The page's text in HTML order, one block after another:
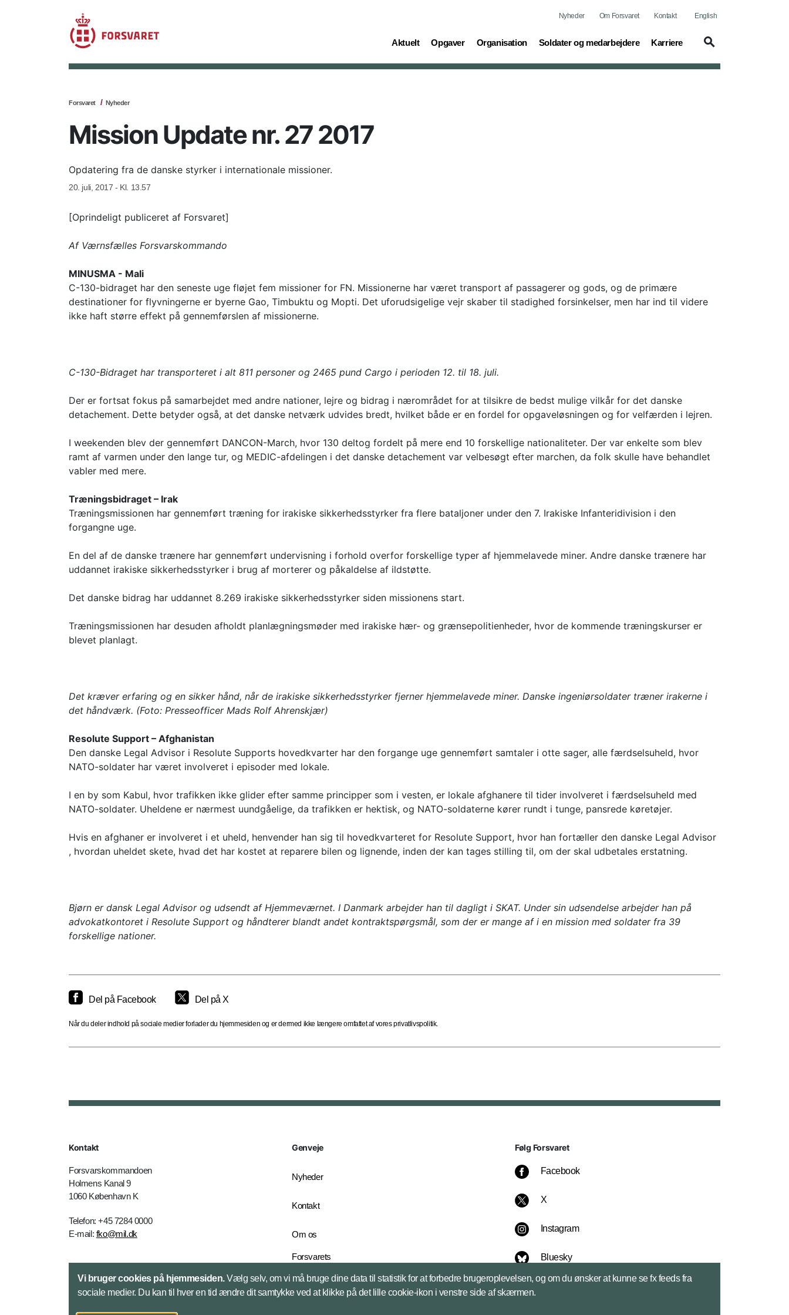
Nyheder Om Forsvaret Kontakt English
Aktuelt
(current) Opgaver
(current) Organisation
(current) Soldater og medarbejdere
(current) Karriere
(current)
Forsvaret Nyheder
Mission Update nr. 27 2017
Opdatering fra de danske styrker i internationale missioner.
20. juli, 2017 - Kl. 13.57
[Oprindeligt publiceret af Forsvaret]
Af Værnsfælles Forsvarskommando
MINUSMA - Mali
C-130-bidraget har den seneste uge fløjet fem missioner for FN. Missionerne har været transport af passagerer og gods, og de primære
destinationer for flyvningerne er byerne Gao, Timbuktu og Mopti. Det uforudsigelige vejr skaber til stadighed forsinkelser, men har ind til videre
ikke haft større effekt på gennemførslen af missionerne.
C-130-Bidraget har transporteret i alt 811 personer og 2465 pund Cargo i perioden 12. til 18. juli.
Der er fortsat fokus på samarbejdet med andre nationer, lejre og bidrag i nærområdet for at tilsikre de bedst mulige vilkår for det danske
detachement. Dette betyder også, at det danske netværk udvides bredt, hvilket både er en fordel for opgaveløsningen og for velfærden i lejren.
I weekenden blev der gennemført DANCON-March, hvor 130 deltog fordelt på mere end 10 forskellige nationaliteter. Der var enkelte som blev
ramt af varmen under den lange tur, og MEDIC-afdelingen i det danske detachement var velbesøgt efter marchen, da folk skulle have behandlet
vabler med mere.
Træningsbidraget – Irak
Træningsmissionen har gennemført træning for irakiske sikkerhedsstyrker fra flere bataljoner under den 7. Irakiske Infanteridivision i den
forgangne uge.
En del af de danske trænere har gennemført undervisning i forhold overfor forskellige typer af hjemmelavede miner. Andre danske trænere har
uddannet irakiske sikkerhedsstyrker i brug af morterer og påkaldelse af ildstøtte.
Det danske bidrag har uddannet 8.269 irakiske sikkerhedsstyrker siden missionens start.
Træningsmissionen har desuden afholdt planlægningsmøder med irakiske hær- og grænsepolitienheder, hvor de kommende træningskurser er
blevet planlagt.
Det kræver erfaring og en sikker hånd, når de irakiske sikkerhedsstyrker fjerner hjemmelavede miner. Danske ingeniørsoldater træner irakerne i
det håndværk. (Foto: Presseofficer Mads Rolf Ahrenskjær)
Resolute Support – Afghanistan
Den danske Legal Advisor i Resolute Supports hovedkvarter har den forgange uge gennemført samtaler i otte sager, alle færdselsuheld, hvor
NATO-soldater har været involveret i episoder med lokale.
I en by som Kabul, hvor trafikken ikke glider efter samme principper som i vesten, er lokale afghanere til tider involveret i færdselsuheld med
NATO-soldater. Uheldene er nærmest uundgåelige, da trafikken er hektisk, og NATO-soldaterne kører rundt i tunge, pansrede køretøjer.
Hvis en afghaner er involveret i et uheld, henvender han sig til hovedkvarteret for Resolute Support, hvor han fortæller den danske Legal Advisor
, hvordan uheldet skete, hvad det har kostet at reparere bilen og lignende, inden der kan tages stilling til, om der skal udbetales erstatning.
Bjørn er dansk Legal Advisor og udsendt af Hjemmeværnet. I Danmark arbejder han til dagligt i SKAT. Under sin udsendelse arbejder han på
advokatkontoret i Resolute Support og håndterer blandt andet kontraktspørgsmål, som der er mange af i en mission med soldater fra 39
forskellige nationer.
Del på Facebook Del på X
Når du deler indhold på sociale medier forlader du hjemmesiden og er dermed ikke længere omfattet af vores privatlivspolitik.
Kontakt
Forsvarskommandoen
Holmens Kanal 9
1060 København K
Telefon: +45 7284 0000
E-mail: fko@mil.dk
Kontakt
Genveje
Nyheder
Kontakt
Om os
Forsvarets
English Edition
Følg Forsvaret
Facebook
X
Instagram
Bluesky
LinkedIn
Vi bruger cookies på hjemmesiden.Vælg selv, om vi må bruge dine data til statistik for at forbedre brugeroplevelsen, og om du ønsker at kunne se fx feeds fra
sociale medier. Du kan til hver en tid ændre dit samtykke ved at klikke på det lille cookie-ikon i venstre side af skærmen.